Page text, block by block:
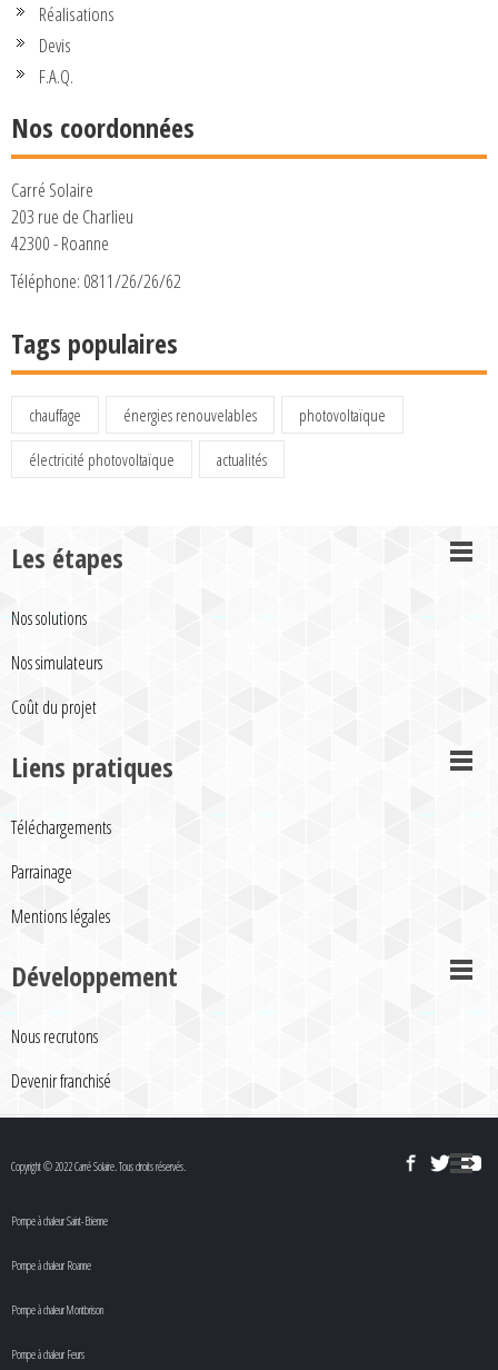
Réalisations
Devis
F.A.Q.
Nos coordonnées
Carré Solaire
203 rue de Charlieu
42300 - Roanne
Téléphone: 0811/26/26/62
Tags populaires
chauffage énergies renouvelables
photovoltaïque
électricité photovoltaïque
actualités
Les étapes
Nos solutions
Nos simulateurs
Coût du projet
Liens pratiques
Téléchargements
Parrainage
Mentions légales
Développement
Nous recrutons
Devenir franchisé
Copyright © 2022 Carré Solaire. Tous droits réservés.
Pompe à chaleur Saint-Etienne
Pompe à chaleur Roanne
Pompe à chaleur Montbrison
Pompe à chaleur Feurs